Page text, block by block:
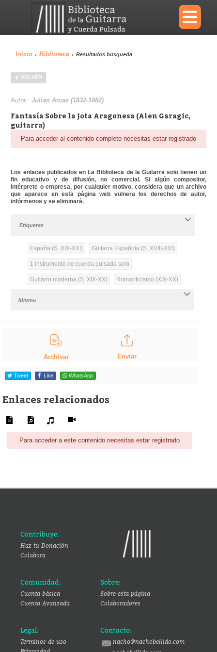
×
Menu
Biblioteca
Área personal Reproductor
Inicio › Biblioteca › Resultados búsqueda
VOLVER
Autor:Julián Arcas (1832-1882)
Fantasía Sobre la Jota Aragonesa (Alen Garagic,
guitarra)
Para acceder al contenido completo necesitas estar registrado
Los enlaces publicados en La Biblioteca de la Guitarra solo tienen un
fin educativo y de difusión, no comercial. Si algún compositor,
intérprete o empresa, por cualquier motivo, considera que un archivo
que aparece en esta página web vulnera los derechos de autor,
infórmenos y se eliminará.
Etiquetas
España (S. XIX-XXI) Guitarra Española (S. XVIII-XXI)
1 instrumento de cuerda pulsada solo
Guitarra moderna (S. XIX-XX) Romanticismo (XIX-XX)
Idioma
Archivar Enviar
Tweet Like WhatsApp
Enlaces relacionados
Para acceder a este contenido necesitas estar registrado
Contribuye:
Haz tu Donación
Colabora
Comunidad:
Cuenta básica
Cuenta Avanzada
Sobre:
Sobre esta página
Colaboradores
Legal:
Terminos de uso
Contacto:
nacho@nachobellido.com